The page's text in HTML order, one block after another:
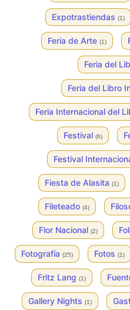
Expotrastiendas (1)
Feria de Arte (1)
Feria del
Feria del Libro
Feria Internacional del
Festival (6)
Festival
Fiesta de Alasita (1)
Fileteado (4)
Flor Nacional (2)
Fotografía (25) Fotos (1)
Fritz Lang (1)
Gallery Nights (1)